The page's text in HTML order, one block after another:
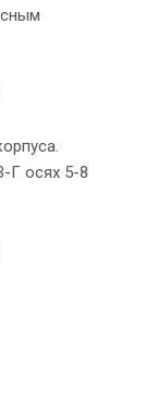
Г осях 5-8